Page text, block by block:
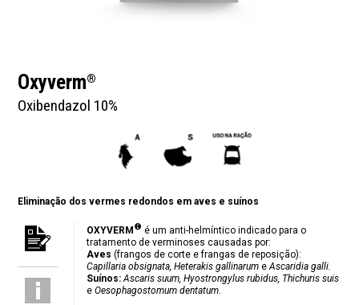
Oxyverm®
Oxibendazol 10%
Eliminação dos vermes redondos em aves e suínos
OXYVERM® é um anti-helmíntico indicado para o
tratamento de verminoses causadas por:
Aves (frangos de corte e frangas de reposição):
Capillaria obsignata, Heterakis gallinarum eAscaridia galli.
Suínos: Ascaris suum, Hyostrongylus rubidus, Thichuris suis
eOesophagostomum dentatum